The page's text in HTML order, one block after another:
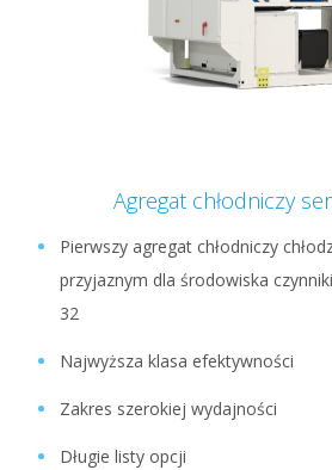
Agregat chłodniczy
Pierwszy agregat chłodniczy
przyjaznym dla środowiska
32
Najwyższa klasa efektywności
Zakres szerokiej wydajności
Długie listy opcji